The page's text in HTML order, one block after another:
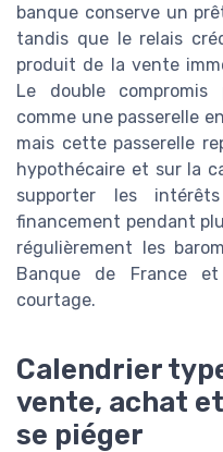
banque conserve un
tandis que le relais
produit de la vente
Le double
comme une passerelle
mais cette passerelle
hypothécaire et sur la
supporter les
financement pendant
régulièrement les
Banque de France
courtage.
Calendrier
vente, achat
se piéger